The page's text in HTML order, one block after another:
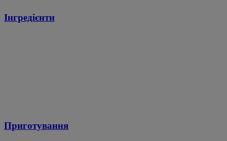
Інгредієнти
Приготування